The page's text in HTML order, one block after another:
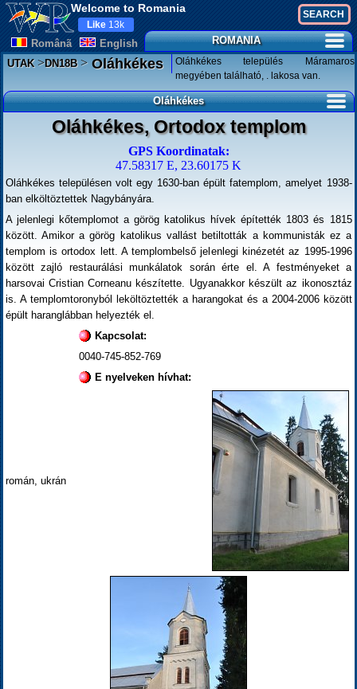
Welcome to Romania
Românã English
Like 13k
ROMANIA
UTAK>DN18B>Oláhkékes
Oláhkékes település Máramaros
megyében található, . lakosa van.
Oláhkékes
Oláhkékes, Ortodox templom
GPS Koordinatak:
47.58317 E, 23.60175 K
Oláhkékes településen volt egy 1630-ban épült fatemplom, amelyet 1938-
ban elköltöztettek Nagybányára.
A jelenlegi kőtemplomot a görög katolikus hívek építették 1803 és 1815
között. Amikor a görög katolikus vallást betiltották a kommunisták ez a
templom is ortodox lett. A templombelső jelenlegi kinézetét az 1995-1996
között zajló restaurálási munkálatok során érte el. A festményeket a
harsovai Cristian Corneanu készítette. Ugyanakkor készült az ikonosztáz
is. A templomtoronyból leköltöztették a harangokat és a 2004-2006 között
épült haranglábban helyezték el.
Kapcsolat:
0040-745-852-769
E nyelveken hívhat:
román, ukrán